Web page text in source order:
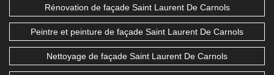
Rénovation de façade Saint Laurent De Carnols
Peintre et peinture de façade Saint Laurent De Carnols
Nettoyage de façade Saint Laurent De Carnols